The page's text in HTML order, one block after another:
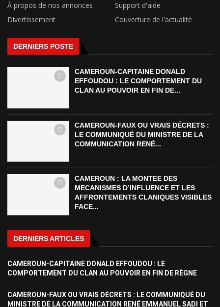
À propos de nos annonces
Support d'aide
Divertissement
Couverture de l'actualité
DERNIERS POSTE
CAMEROUN-CAPITAINE DONALD
EFFOUDOU : LE COMPORTEMENT DU
CLAN AU POUVOIR EN FIN DE...
CAMEROUN-FAUX OU VRAIS DÉCRETS :
LE COMMUNIQUÉ DU MINISTRE DE LA
COMMUNICATION RENÉ...
CAMEROUN : LA MONTEE DES
MECANISMES D’INFLUENCE ET LES
AFFRONTEMENTS CLANIQUES VISIBLES
FACE...
DERNIERS ARTICLES
CAMEROUN-CAPITAINE DONALD EFFOUDOU : LE
COMPORTEMENT DU CLAN AU POUVOIR EN FIN DE RÈGNE
CAMEROUN-FAUX OU VRAIS DÉCRETS : LE COMMUNIQUÉ DU
MINISTRE DE LA COMMUNICATION RENÉ EMMANUEL SADI ET